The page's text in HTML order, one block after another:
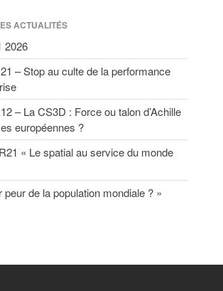
ACTUALITÉS
2026
– Stop au culte de la performance
– La CS3D : Force ou talon d’Achille
européennes ?
« Le spatial au service du monde
peur de la population mondiale ? »